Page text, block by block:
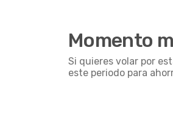
Momento
Si quieres volar por
este periodo para